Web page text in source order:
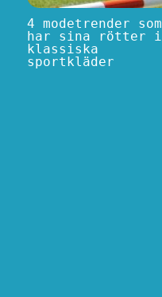
4 modetrender som
har sina rötter i
klassiska
sportkläder